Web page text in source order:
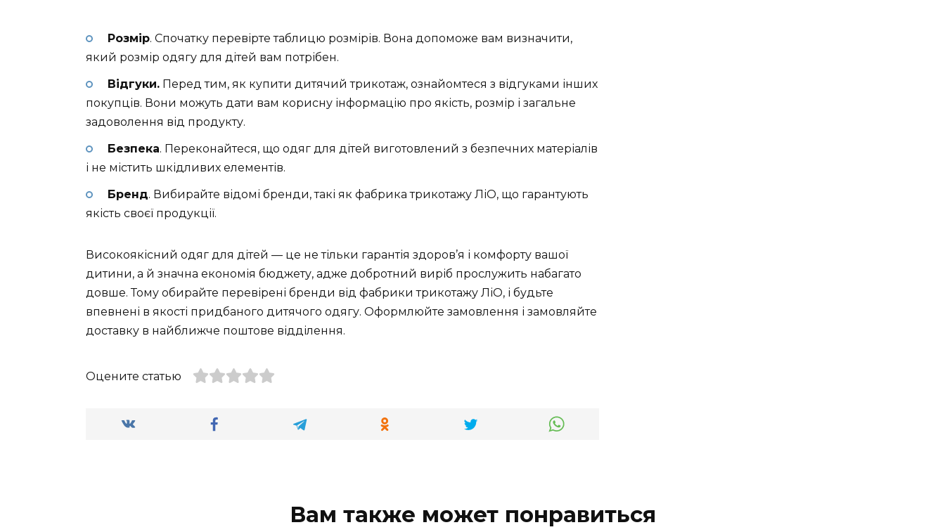
Розмір. Спочатку перевірте таблицю розмірів. Вона допоможе вам визначити,
який розмір одягу для дітей вам потрібен.
Відгуки.Перед тим, як купити дитячий трикотаж, ознайомтеся з відгуками інших
покупців. Вони можуть дати вам корисну інформацію про якість, розмір і загальне
задоволення від продукту.
Безпека. Переконайтеся, що одяг для дітей виготовлений з безпечних матеріалів
і не містить шкідливих елементів.
Бренд. Вибирайте відомі бренди, такі як фабрика трикотажу ЛіО, що гарантують
якість своєї продукції.
Високоякісний одяг для дітей — це не тільки гарантія здоров’я і комфорту вашої
дитини, а й значна економія бюджету, адже добротний виріб прослужить набагато
довше. Тому обирайте перевірені бренди від фабрики трикотажу ЛіО, і будьте
впевнені в якості придбаного дитячого одягу. Оформлюйте замовлення і замовляйте
доставку в найближче поштове відділення.
Оцените статью
Вам также может понравиться